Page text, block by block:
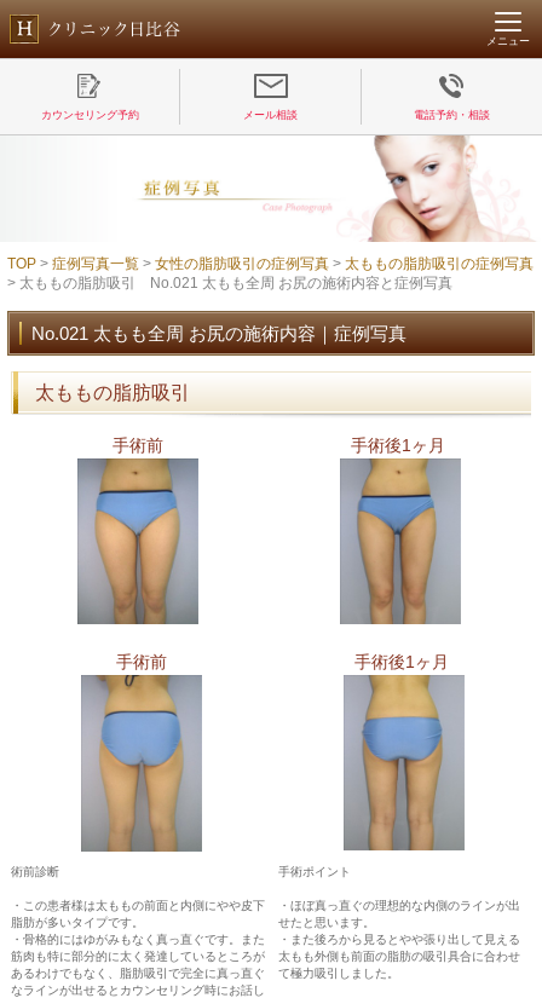
メニュー
カウンセリング予約 メール相談 電話予約・相談
TOP > 症例写真一覧 > 女性の脂肪吸引の症例写真 > 太ももの脂肪吸引の症例写真
> 太ももの脂肪吸引 No.021 太もも全周 お尻の施術内容と症例写真
No.021 太もも全周 お尻の施術内容｜症例写真
太ももの脂肪吸引
手術前 手術後1ヶ月
手術前 手術後1ヶ月
術前診断
・この患者様は太ももの前面と内側にやや皮下
脂肪が多いタイプです。
・骨格的にはゆがみもなく真っ直ぐです。また
筋肉も特に部分的に太く発達しているところが
あるわけでもなく、脂肪吸引で完全に真っ直ぐ
なラインが出せるとカウンセリング時にお話し
手術ポイント
・ほぼ真っ直ぐの理想的な内側のラインが出
せたと思います。
・また後ろから見るとやや張り出して見える
太もも外側も前面の脂肪の吸引具合に合わせ
て極力吸引しました。